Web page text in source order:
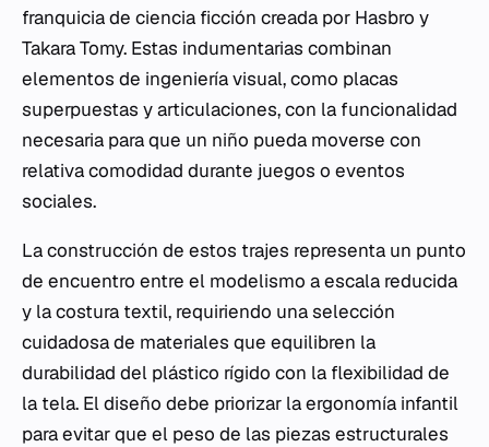
franquicia de ciencia ficción creada por Hasbro y
Takara Tomy. Estas indumentarias combinan
elementos de ingeniería visual, como placas
superpuestas y articulaciones, con la funcionalidad
necesaria para que un niño pueda moverse con
relativa comodidad durante juegos o eventos
sociales.
La construcción de estos trajes representa un punto
de encuentro entre el modelismo a escala reducida
y la costura textil, requiriendo una selección
cuidadosa de materiales que equilibren la
durabilidad del plástico rígido con la flexibilidad de
la tela. El diseño debe priorizar la ergonomía infantil
para evitar que el peso de las piezas estructurales